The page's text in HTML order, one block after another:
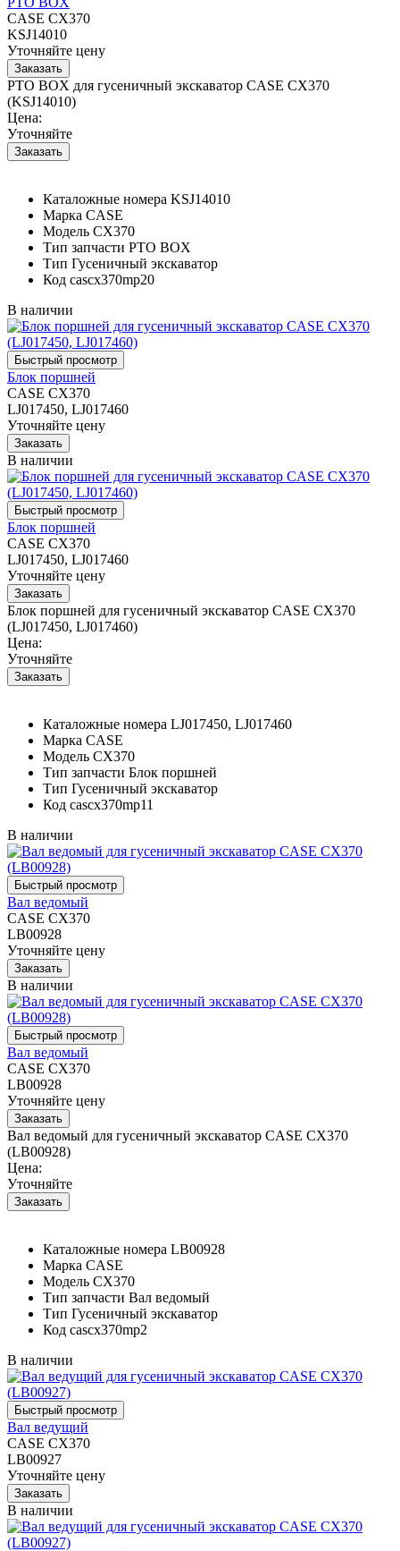
CASE CX370
KSJ14010
Уточняйте цену
PTO BOX для гусеничный экскаватор CASE CX370
(KSJ14010)
Цена:
Уточняйте
Каталожные номера KSJ14010
Марка CASE
Модель CX370
Тип запчасти PTO BOX
Тип Гусеничный экскаватор
Код cascx370mp20
В наличии
Блок поршней
CASE CX370
LJ017450, LJ017460
Уточняйте цену
В наличии
Блок поршней
CASE CX370
LJ017450, LJ017460
Уточняйте цену
Блок поршней для гусеничный экскаватор CASE CX370
(LJ017450, LJ017460)
Цена:
Уточняйте
Каталожные номера LJ017450, LJ017460
Марка CASE
Модель CX370
Тип запчасти Блок поршней
Тип Гусеничный экскаватор
Код cascx370mp11
В наличии
Вал ведомый
CASE CX370
LB00928
Уточняйте цену
В наличии
Вал ведомый
CASE CX370
LB00928
Уточняйте цену
Вал ведомый для гусеничный экскаватор CASE CX370
(LB00928)
Цена:
Уточняйте
Каталожные номера LB00928
Марка CASE
Модель CX370
Тип запчасти Вал ведомый
Тип Гусеничный экскаватор
Код cascx370mp2
В наличии
Вал ведущий
CASE CX370
LB00927
Уточняйте цену
В наличии